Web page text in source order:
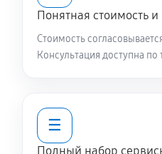
Понятная стоимость и
Стоимость
Консультация доступна
☰
Полный набор